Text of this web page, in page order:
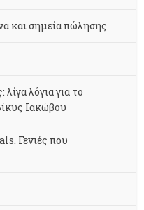
και σημεία πώλησης
λόγια για το
Ιακώβου
Γενιές που